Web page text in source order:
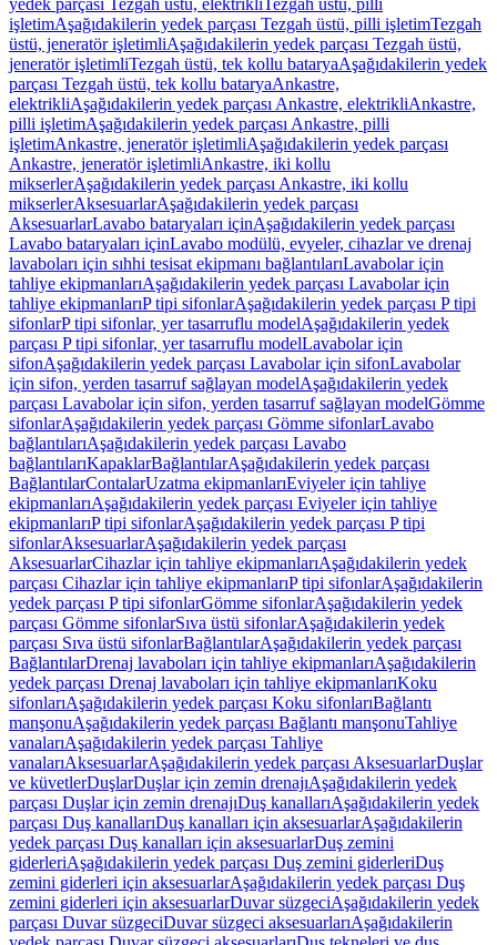
yedek parçası Tezgah üstü, elektrikli Tezgah üstü, pilli
işletimAşağıdakilerin yedek parçası Tezgah üstü, pilli işletimTezgah
üstü, jeneratör işletimliAşağıdakilerin yedek parçası Tezgah üstü,
jeneratör işletimliTezgah üstü, tek kollu bataryaAşağıdakilerin yedek
parçası Tezgah üstü, tek kollu bataryaAnkastre,
elektrikliAşağıdakilerin yedek parçası Ankastre, elektrikliAnkastre,
pilli işletimAşağıdakilerin yedek parçası Ankastre, pilli
işletimAnkastre, jeneratör işletimliAşağıdakilerin yedek parçası
Ankastre, jeneratör işletimliAnkastre, iki kollu
mikserlerAşağıdakilerin yedek parçası Ankastre, iki kollu
mikserlerAksesuarlarAşağıdakilerin yedek parçası
AksesuarlarLavabo bataryaları içinAşağıdakilerin yedek parçası
Lavabo bataryaları içinLavabo modülü, evyeler, cihazlar ve drenaj
lavaboları için sıhhi tesisat ekipmanı bağlantılarıLavabolar için
tahliye ekipmanlarıAşağıdakilerin yedek parçası Lavabolar için
tahliye ekipmanlarıP tipi sifonlarAşağıdakilerin yedek parçası P tipi
sifonlarP tipi sifonlar, yer tasarruflu modelAşağıdakilerin yedek
parçası P tipi sifonlar, yer tasarruflu modelLavabolar için
sifonAşağıdakilerin yedek parçası Lavabolar için sifonLavabolar
için sifon, yerden tasarruf sağlayan modelAşağıdakilerin yedek
parçası Lavabolar için sifon, yerden tasarruf sağlayan modelGömme
sifonlarAşağıdakilerin yedek parçası Gömme sifonlarLavabo
bağlantılarıAşağıdakilerin yedek parçası Lavabo
bağlantılarıKapaklarBağlantılarAşağıdakilerin yedek parçası
BağlantılarContalarUzatma ekipmanlarıEviyeler için tahliye
ekipmanlarıAşağıdakilerin yedek parçası Eviyeler için tahliye
ekipmanlarıP tipi sifonlarAşağıdakilerin yedek parçası P tipi
sifonlarAksesuarlarAşağıdakilerin yedek parçası
AksesuarlarCihazlar için tahliye ekipmanlarıAşağıdakilerin yedek
parçası Cihazlar için tahliye ekipmanlarıP tipi sifonlarAşağıdakilerin
yedek parçası P tipi sifonlarGömme sifonlarAşağıdakilerin yedek
parçası Gömme sifonlarSıva üstü sifonlarAşağıdakilerin yedek
parçası Sıva üstü sifonlarBağlantılarAşağıdakilerin yedek parçası
BağlantılarDrenaj lavaboları için tahliye ekipmanlarıAşağıdakilerin
yedek parçası Drenaj lavaboları için tahliye ekipmanlarıKoku
sifonlarıAşağıdakilerin yedek parçası Koku sifonlarıBağlantı
manşonuAşağıdakilerin yedek parçası Bağlantı manşonuTahliye
vanalarıAşağıdakilerin yedek parçası Tahliye
vanalarıAksesuarlarAşağıdakilerin yedek parçası AksesuarlarDuşlar
ve küvetlerDuşlarDuşlar için zemin drenajıAşağıdakilerin yedek
parçası Duşlar için zemin drenajıDuş kanallarıAşağıdakilerin yedek
parçası Duş kanallarıDuş kanalları için aksesuarlarAşağıdakilerin
yedek parçası Duş kanalları için aksesuarlarDuş zemini
giderleriAşağıdakilerin yedek parçası Duş zemini giderleriDuş
zemini giderleri için aksesuarlarAşağıdakilerin yedek parçası Duş
zemini giderleri için aksesuarlarDuvar süzgeciAşağıdakilerin yedek
parçası Duvar süzgeciDuvar süzgeci aksesuarlarıAşağıdakilerin